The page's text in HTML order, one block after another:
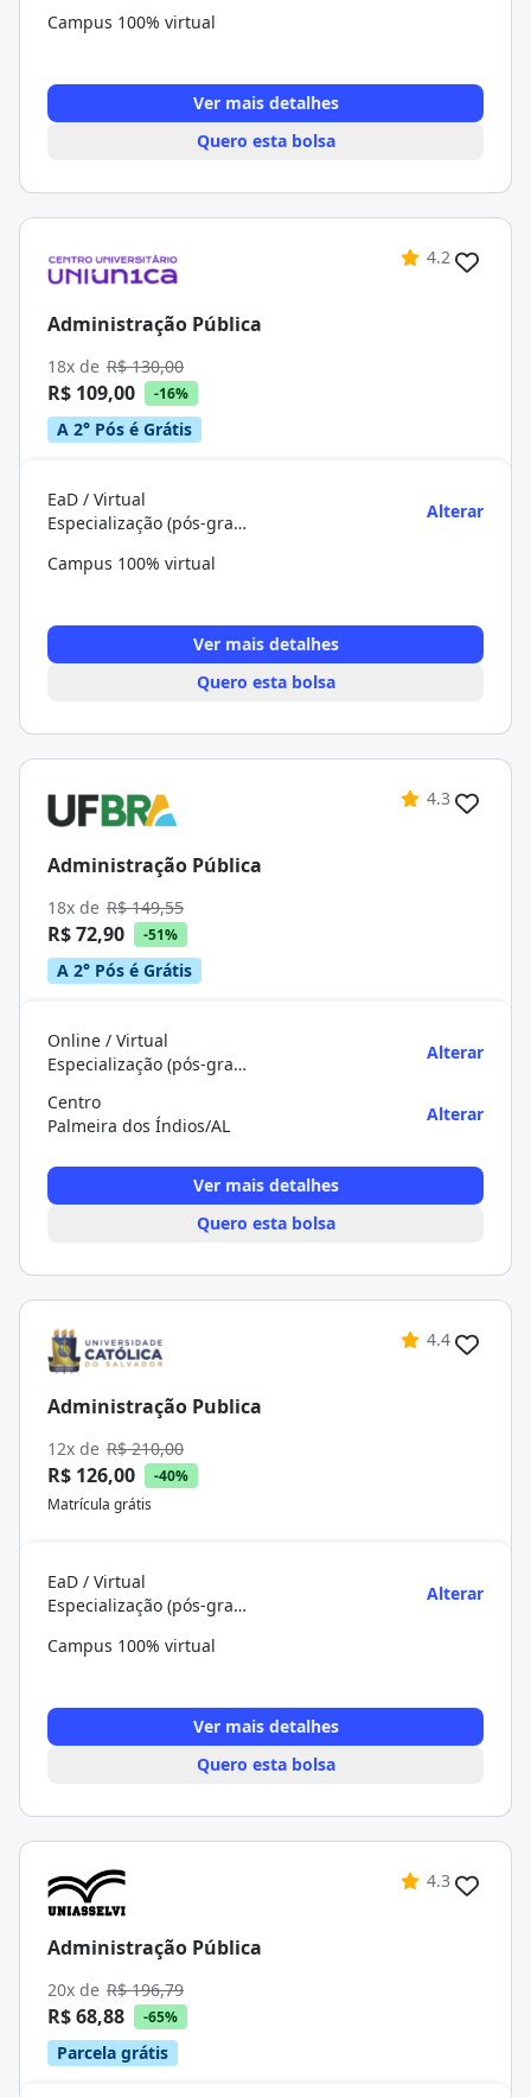
Campus 100% virtual
Ver mais detalhes
Quero esta bolsa
4.2
Administração Pública
18x de R$ 130,00
R$ 109,00 -16%
A 2° Pós é Grátis
EaD / Virtual
Especialização (pós-graduação)
Alterar
Campus 100% virtual
Ver mais detalhes
Quero esta bolsa
4.3
Administração Pública
18x de R$ 149,55
R$ 72,90 -51%
A 2° Pós é Grátis
Online / Virtual
Especialização (pós-graduação)
Alterar
Centro
Palmeira dos Índios/AL
Alterar
Ver mais detalhes
Quero esta bolsa
4.4
Administração Publica
12x de R$ 210,00
R$ 126,00
-40%
Matrícula grátis
EaD / Virtual
Especialização (pós-graduação)
Alterar
Campus 100% virtual
Ver mais detalhes
Quero esta bolsa
4.3
Administração Pública
20x de R$ 196,79
R$ 68,88 -65%
Parcela grátis